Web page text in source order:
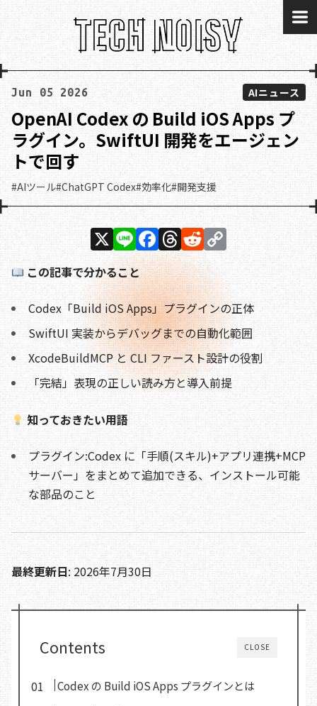
Jun 05 2026 AIニュース
OpenAI Codex の Build iOS Apps プ
ラグイン。SwiftUI 開発をエージェン
トで回す
#AIツール#ChatGPT Codex#効率化#開発支援
X Li
n
e
F
a
c
e
b
o
o
k
T
h
re
a
d
s
R
e
d
di
t
p
y
Li
n
k
この記事で分かること
Codex「Build iOS Apps」プラグインの正体
SwiftUI 実装からデバッグまでの自動化範囲
XcodeBuildMCP と CLI ファースト設計の役割
「完結」表現の正しい読み方と導入前提
知っておきたい用語
プラグイン:Codex に「手順(スキル)+アプリ連携+MCP
サーバー」をまとめて追加できる、インストール可能
な部品のこと
最終更新日: 2026年7月30日
CLOSE
Contents
Codex の Build iOS Apps プラグインとは